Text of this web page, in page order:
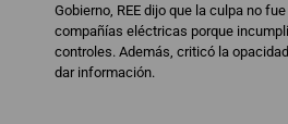
Gobierno, REE dijo que la culpa no
compañías eléctricas porque
controles. Además, criticó la
dar información.